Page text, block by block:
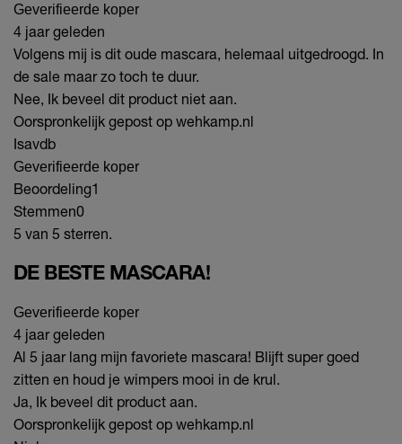
Geverifieerde koper
4 jaar geleden
Volgens mij is dit oude mascara, helemaal uitgedroogd. In
de sale maar zo toch te duur.
Nee, Ik beveel dit product niet aan.
Oorspronkelijk gepost op wehkamp.nl
Isavdb
Geverifieerde koper
Beoordeling1
Stemmen0
5 van 5 sterren.
DE BESTE MASCARA!
Geverifieerde koper
4 jaar geleden
Al 5 jaar lang mijn favoriete mascara! Blijft super goed
zitten en houd je wimpers mooi in de krul.
Ja, Ik beveel dit product aan.
Oorspronkelijk gepost op wehkamp.nl